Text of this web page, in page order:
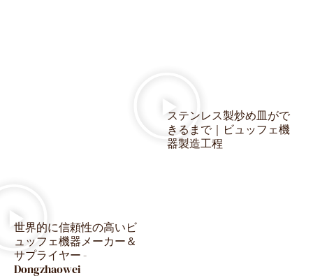
世界的に信頼性の高いビ
ュッフェ機器メーカー＆
サプライヤー -
Dongzhaowei
ステンレス製炒め皿がで
きるまで｜ビュッフェ機
器製造工程